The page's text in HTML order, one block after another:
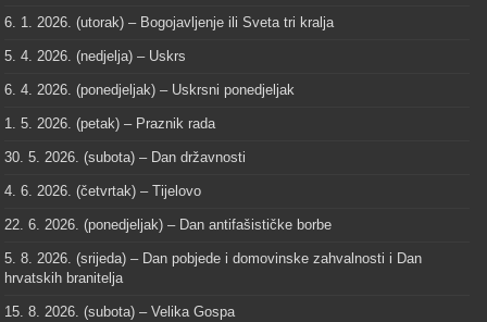
6. 1. 2026. (utorak) – Bogojavljenje ili Sveta tri kralja
5. 4. 2026. (nedjelja) – Uskrs
6. 4. 2026. (ponedjeljak) – Uskrsni ponedjeljak
1. 5. 2026. (petak) – Praznik rada
30. 5. 2026. (subota) – Dan državnosti
4. 6. 2026. (četvrtak) – Tijelovo
22. 6. 2026. (ponedjeljak) – Dan antifašističke borbe
5. 8. 2026. (srijeda) – Dan pobjede i domovinske zahvalnosti i Dan
hrvatskih branitelja
15. 8. 2026. (subota) – Velika Gospa